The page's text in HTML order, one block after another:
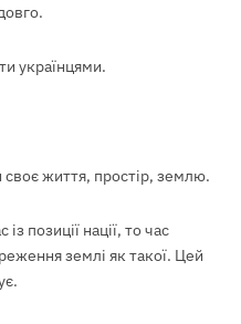
українцями.
життя, простір, землю.
позиції нації, то час
землі як такої. Цей